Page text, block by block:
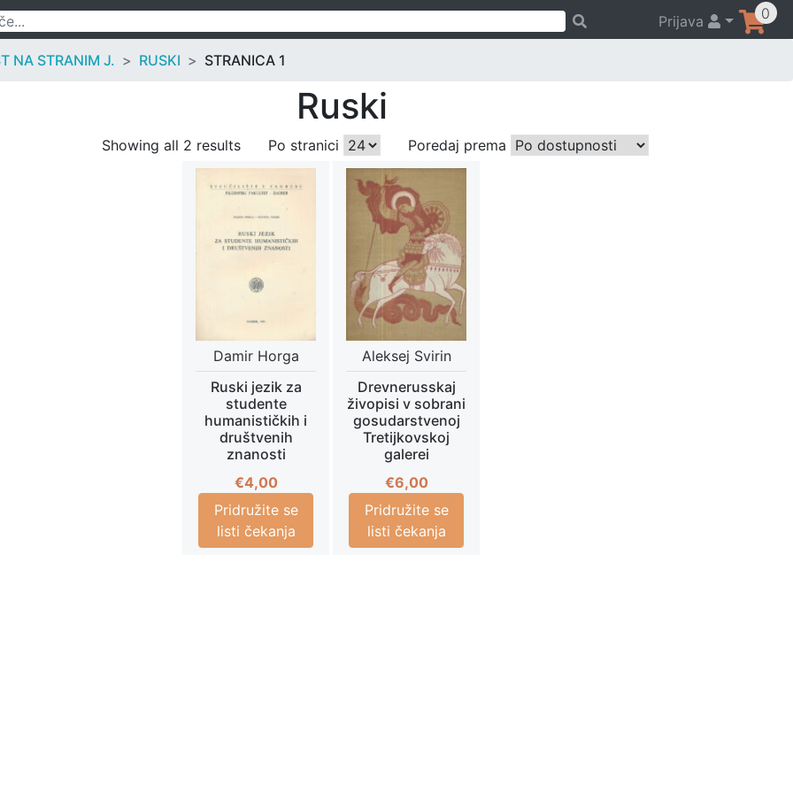
Prijava 0
NA STRANIM J. RUSKI STRANICA 1
Ruski
Showing all 2 results Po stranici Poredaj prema
Damir Horga
Ruski jezik za
studente
humanističkih i
društvenih
znanosti
€4,00
Pridružite se
listi čekanja
Aleksej Svirin
Drevnerusskaj
živopisi v sobrani
gosudarstvenoj
Tretijkovskoj
galerei
€6,00
Pridružite se
listi čekanja